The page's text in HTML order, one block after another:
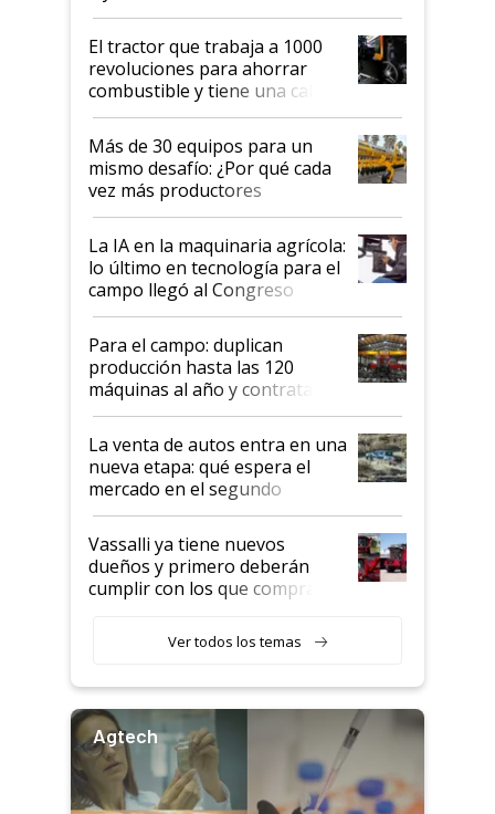
hasta US$ 10 en agricultura?
El tractor que trabaja a 1000
revoluciones para ahorrar
combustible y tiene una cabina
que parece una computadora:
lo último en el mundo,
disponible en Argentina
Más de 30 equipos para un
mismo desafío: ¿Por qué cada
vez más productores
incorporan fertilizante bajo
tierra?
La IA en la maquinaria agrícola:
lo último en tecnología para el
campo llegó al Congreso
Aapresid 2026
Para el campo: duplican
producción hasta las 120
máquinas al año y contratan
especialistas de la industria
automotriz para lograrlo
La venta de autos entra en una
nueva etapa: qué espera el
mercado en el segundo
semestre
Vassalli ya tiene nuevos
dueños y primero deberán
cumplir con los que compraron
recibieron: quién está detrás
del rescate de la empresa
Ver todos los temas
Agtech